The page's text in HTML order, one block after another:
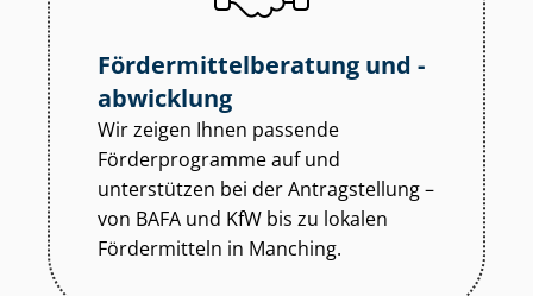
För­der­mit­tel­be­ra­tung und -
abwicklung
Wir zeigen Ihnen passende
Förderprogramme auf und
unterstützen bei der Antragstellung –
von BAFA und KfW bis zu lokalen
Fördermitteln in Manching.